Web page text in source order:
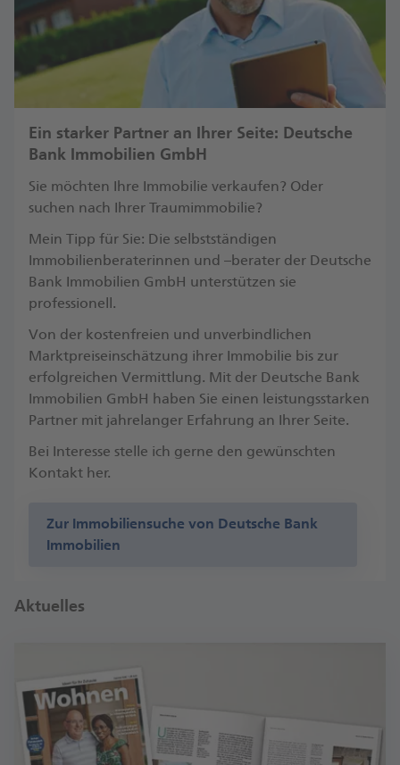
Ein starker Partner an Ihrer Seite: Deutsche
Bank Immobilien GmbH
Sie möchten Ihre Immobilie verkaufen? Oder
suchen nach Ihrer Traumimmobilie?
Mein Tipp für Sie: Die selbstständigen
Immobilienberaterinnen und –berater der Deutsche
Bank Immobilien GmbH unterstützen sie
professionell.
Von der kostenfreien und unverbindlichen
Marktpreiseinschätzung ihrer Immobilie bis zur
erfolgreichen Vermittlung. Mit der Deutsche Bank
Immobilien GmbH haben Sie einen leistungsstarken
Partner mit jahrelanger Erfahrung an Ihrer Seite.
Bei Interesse stelle ich gerne den gewünschten
Kontakt her.
Zur Immobiliensuche von Deutsche Bank
Immobilien
Aktuelles